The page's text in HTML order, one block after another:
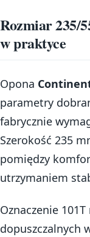
Rozmiar 235/
w praktyce
Opona
parametry
fabrycznie
Szerokość 235
pomiędzy
utrzymaniem
Oznaczenie
dopuszczalnych